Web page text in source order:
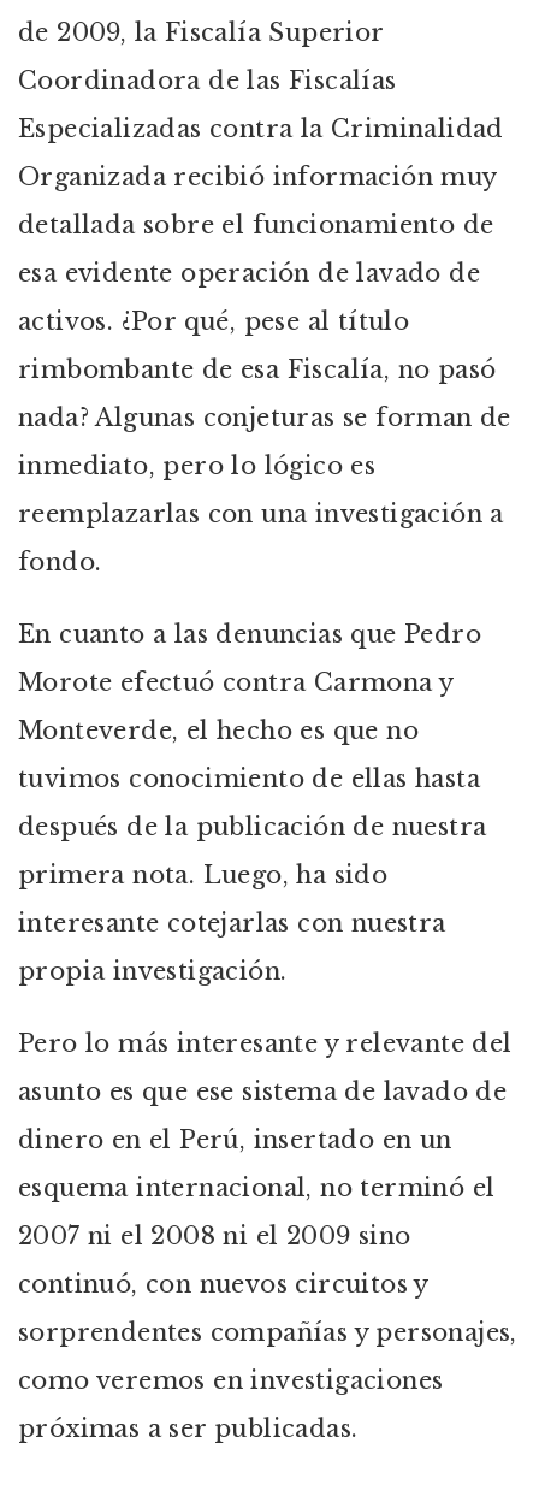
de 2009, la Fiscalía Superior
Coordinadora de las Fiscalías
Especializadas contra la Criminalidad
Organizada recibió información muy
detallada sobre el funcionamiento de
esa evidente operación de lavado de
activos. ¿Por qué, pese al título
rimbombante de esa Fiscalía, no pasó
nada? Algunas conjeturas se forman de
inmediato, pero lo lógico es
reemplazarlas con una investigación a
fondo.
En cuanto a las denuncias que Pedro
Morote efectuó contra Carmona y
Monteverde, el hecho es que no
tuvimos conocimiento de ellas hasta
después de la publicación de nuestra
primera nota. Luego, ha sido
interesante cotejarlas con nuestra
propia investigación.
Pero lo más interesante y relevante del
asunto es que ese sistema de lavado de
dinero en el Perú, insertado en un
esquema internacional, no terminó el
2007 ni el 2008 ni el 2009 sino
continuó, con nuevos circuitos y
sorprendentes compañías y personajes,
como veremos en investigaciones
próximas a ser publicadas.